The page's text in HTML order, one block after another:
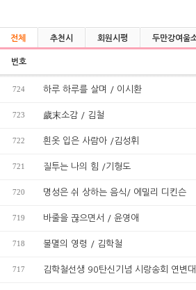
전체 추천시 회원시평 두만강여울
번호
724 하루 하루를 살며 / 이시환
723 歲末소감 / 김철
722 흰옷 입은 사람아 /김성휘
721 질투는 나의 힘 /기형도
720 명성은 쉬 상하는 음식/ 에밀리 디킨슨
719 바줄을 끊으면서 / 윤영애
718 불멸의 영령 / 김학철
717 김학철선생 90탄신기념 시랑송회 연변